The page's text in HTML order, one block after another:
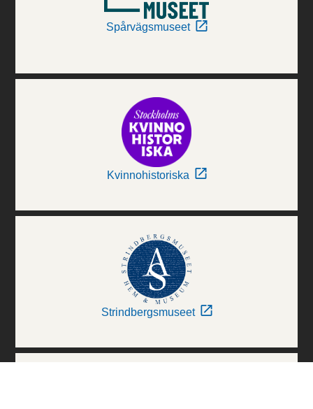
Spårvägsmuseet
Kvinnohistoriska
Strindbergsmuseet